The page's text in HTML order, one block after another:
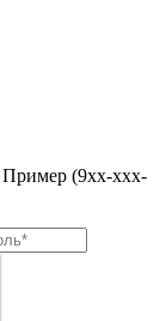
(9хх-ххх-